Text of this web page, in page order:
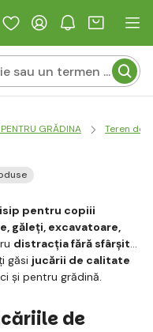
GRĂDINA Teren de
pentru copiii
găleți, excavatoare,
distracția fără sfârșit
găsi jucării de calitate
și pentru grădină.
de